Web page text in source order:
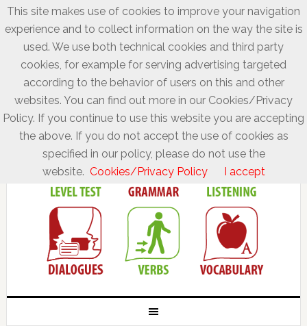
This site makes use of cookies to improve your navigation
experience and to collect information on the way the site is
used. We use both technical cookies and third party
cookies, for example for serving advertising targeted
according to the behavior of users on this and other
websites. You can find out more in our Cookies/Privacy
Policy. If you continue to use this website you are accepting
the above. If you do not accept the use of cookies as
specified in our policy, please do not use the
website. Cookies/Privacy Policy I accept